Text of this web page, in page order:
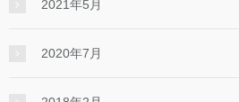
2021年5月
2020年7月